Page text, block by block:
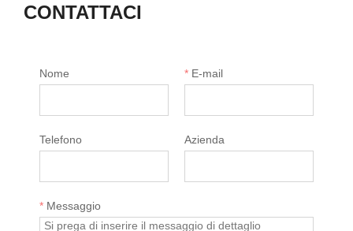
CONTATTACI
Nome * E-mail
Telefono Azienda
* Messaggio